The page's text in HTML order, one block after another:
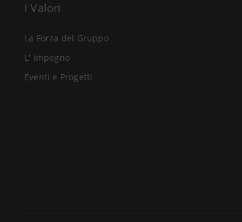
I Valori
La Forza del Gruppo
L' Impegno
Eventi e Progetti